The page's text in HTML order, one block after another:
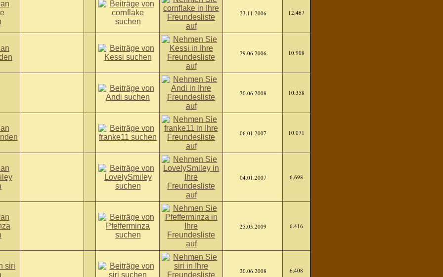
23.11.2006 12.467
29.06.2006 10.908
20.06.2008 10.358
06.01.2007 10.071
04.01.2007 6.698
25.03.2009 6.416
20.06.2008 6.408